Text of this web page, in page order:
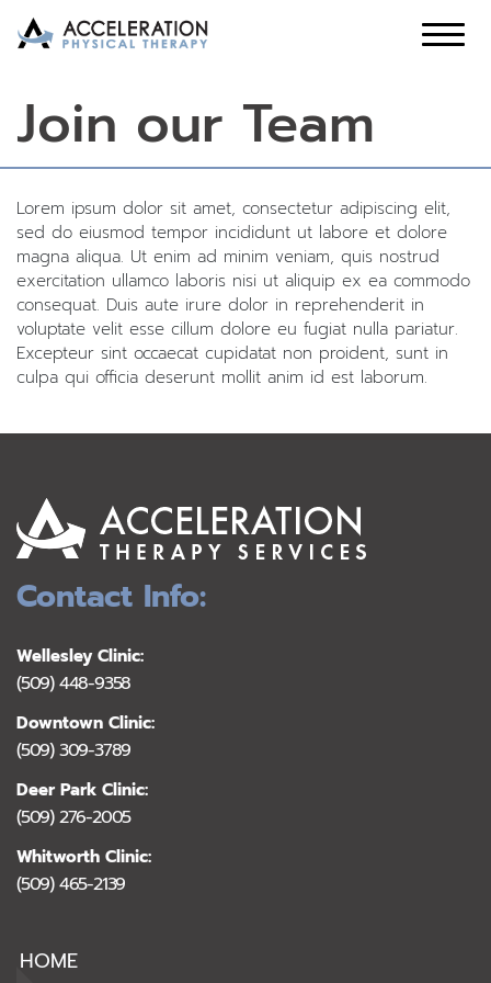
Join our Team
Lorem ipsum dolor sit amet, consectetur adipiscing elit,
sed do eiusmod tempor incididunt ut labore et dolore
magna aliqua. Ut enim ad minim veniam, quis nostrud
exercitation ullamco laboris nisi ut aliquip ex ea commodo
consequat. Duis aute irure dolor in reprehenderit in
voluptate velit esse cillum dolore eu fugiat nulla pariatur.
Excepteur sint occaecat cupidatat non proident, sunt in
culpa qui officia deserunt mollit anim id est laborum.
Contact Info:
Wellesley Clinic:
(509) 448-9358
Downtown Clinic:
(509) 309-3789
Deer Park Clinic:
(509) 276-2005
Whitworth Clinic:
(509) 465-2139
HOME